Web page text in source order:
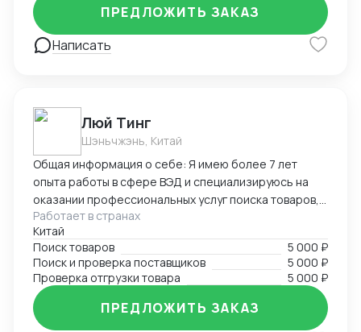
Написать
ПРЕДЛОЖИТЬ ЗАКАЗ
Люй Тинг
Шэньчжэнь, Китай
Общая информация о себе: Я имею более 7 лет
опыта работы в сфере ВЭД и специализируюсь на
оказании профессиональных услуг поиска товаров,
поставщиков и проверке отгрузки в Китае. Мой опыт
и знания в области ВЭД позволяют мне эффективно
справляться с различными задачами, связанными с
международной торговлей. Я стремлюсь к
достижению высоких результатов, обеспечивая
клиентам надежность, точность и качество услуг.
Заказывая мои услуги, клиенты получают
Работает в странах
Китай
Поиск товаров
5 000 ₽
Поиск и проверка поставщиков
5 000 ₽
Проверка отгрузки товара
5 000 ₽
ПРЕДЛОЖИТЬ ЗАКАЗ